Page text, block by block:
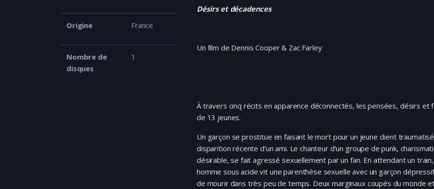
Désirs et décadences
Un film de Dennis Cooper & Zac Farley
À travers cinq récits en apparence déconnectés, les pensées, désirs et
de 13 jeunes.
Un garçon se prostitue en faisant le mort pour un jeune client
disparition récente d’un ami. Le chanteur d’un groupe de punk,
désirable, se fait agressé sexuellement par un fan. En attendant un
homme sous acide vit une parenthèse sexuelle avec un garçon
de mourir dans très peu de temps. Deux marginaux coupés du monde
Origine France
Nombre de
disques
1